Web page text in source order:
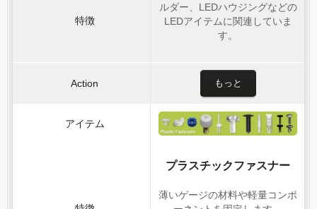
ルダー、LEDハウジングなどの
LEDアイテムに関連していま
す。
もっと
プラスチックファスナー
薄いゲージの材料や軽量コンポ